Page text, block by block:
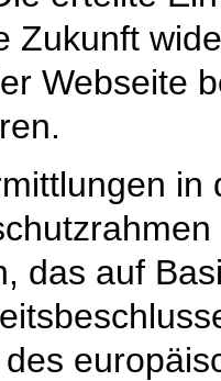
Zukunft
Webseite
in
das auf